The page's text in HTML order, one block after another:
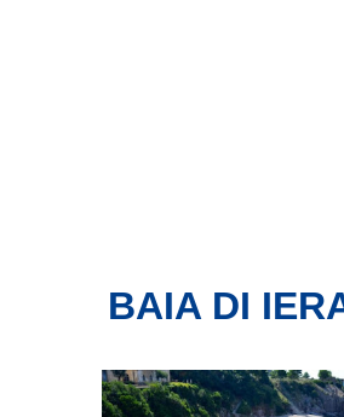
BAIA DI